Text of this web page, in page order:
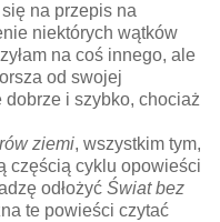
na przepis na
niektórych wątków
na coś innego, ale
od swojej
i szybko, chociaż
ziemi, wszystkim tym,
częścią cyklu opowieści
odłożyć Świat bez
te powieści czytać